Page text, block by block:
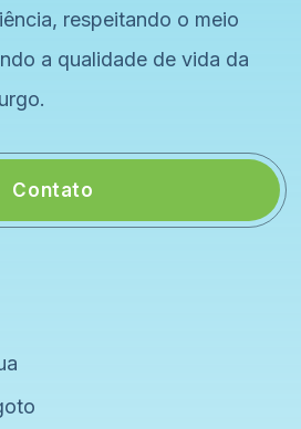
respeitando o meio
a qualidade de vida da
Contato